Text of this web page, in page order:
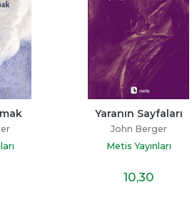
Senden Bir Tane Daha
İndigo Kitap
,10
Yaranın Sayfaları
John Berger
Metis Yayınları
10,30